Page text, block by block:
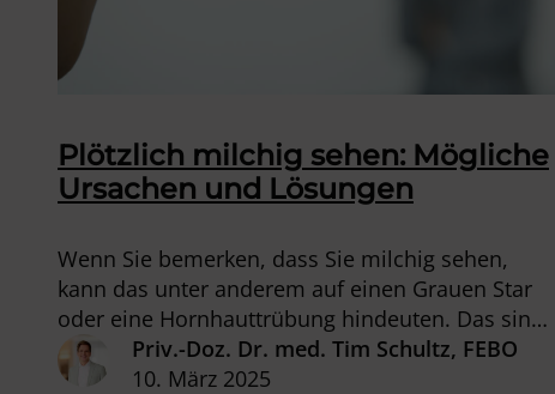
Plötzlich milchig sehen: Mögliche
Ursachen und Lösungen
Wenn Sie bemerken, dass Sie milchig sehen,
kann das unter anderem auf einen Grauen Star
oder eine Hornhauttrübung hindeuten. Das sind
aber nicht die einzigen möglichen Ursachen, wie
Sie in diesem Beitrag erfahren können.
Priv.-Doz. Dr. med. Tim Schultz, FEBO
10. März 2025